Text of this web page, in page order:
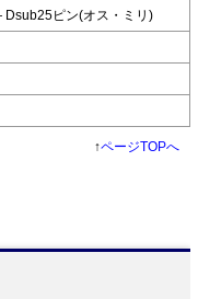
ピン(オス・ミリ)
↑ページTOPへ